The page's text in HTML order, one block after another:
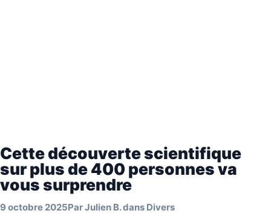
Cette découverte scientifique
sur plus de 400 personnes va
vous surprendre
9 octobre 2025ParJulien B.dans Divers